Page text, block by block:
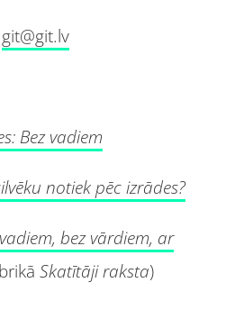
git@git.lv
Bez vadiem
notiek pēc izrādes?
bez vārdiem, ar
Skatītāji raksta)